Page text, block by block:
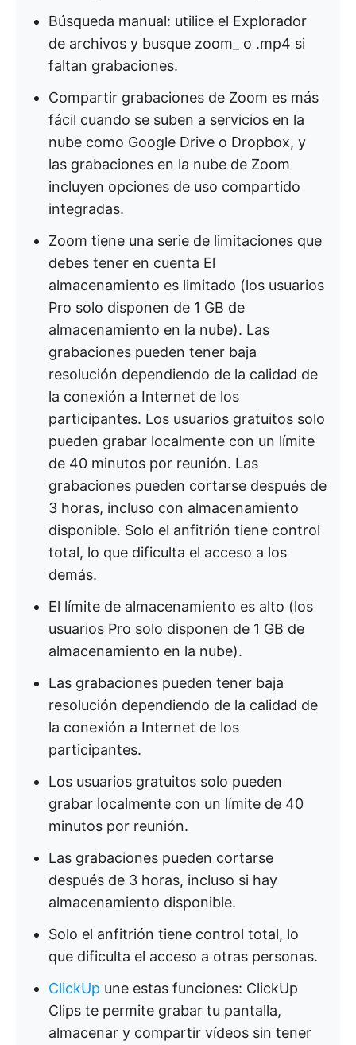
Búsqueda manual: utilice el Explorador
de archivos y busque zoom_ o .mp4 si
faltan grabaciones.
Compartir grabaciones de Zoom es más
fácil cuando se suben a servicios en la
nube como Google Drive o Dropbox, y
las grabaciones en la nube de Zoom
incluyen opciones de uso compartido
integradas.
Zoom tiene una serie de limitaciones que
debes tener en cuenta El
almacenamiento es limitado (los usuarios
Pro solo disponen de 1 GB de
almacenamiento en la nube). Las
grabaciones pueden tener baja
resolución dependiendo de la calidad de
la conexión a Internet de los
participantes. Los usuarios gratuitos solo
pueden grabar localmente con un límite
de 40 minutos por reunión. Las
grabaciones pueden cortarse después de
3 horas, incluso con almacenamiento
disponible. Solo el anfitrión tiene control
total, lo que dificulta el acceso a los
demás.
El límite de almacenamiento es alto (los
usuarios Pro solo disponen de 1 GB de
almacenamiento en la nube).
Las grabaciones pueden tener baja
resolución dependiendo de la calidad de
la conexión a Internet de los
participantes.
Los usuarios gratuitos solo pueden
grabar localmente con un límite de 40
minutos por reunión.
Las grabaciones pueden cortarse
después de 3 horas, incluso si hay
almacenamiento disponible.
Solo el anfitrión tiene control total, lo
que dificulta el acceso a otras personas.
ClickUp une estas funciones: ClickUp
Clips te permite grabar tu pantalla,
almacenar y compartir vídeos sin tener